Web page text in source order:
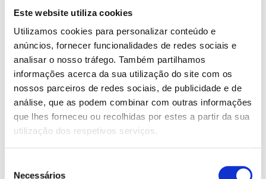
Este website utiliza cookies
Utilizamos cookies para personalizar conteúdo e
anúncios, fornecer funcionalidades de redes sociais e
analisar o nosso tráfego. Também partilhamos
informações acerca da sua utilização do site com os
nossos parceiros de redes sociais, de publicidade e de
análise, que as podem combinar com outras informações
que lhes forneceu ou recolhidas por estes a partir da sua
utilização dos respetivos serviços.
Necessários
5,99€O
preço
original
era:
5,39€O
preço
atual
é:
Toca e Descobre: Hora da
Papinha
13,99€ O
preço
12,59€O
preço
12,59 €.
450 Piadas = 1 Milhão de